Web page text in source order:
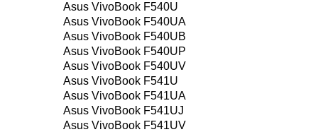
Asus VivoBook F540U
Asus VivoBook F540UA
Asus VivoBook F540UB
Asus VivoBook F540UP
Asus VivoBook F540UV
Asus VivoBook F541U
Asus VivoBook F541UA
Asus VivoBook F541UJ
Asus VivoBook F541UV